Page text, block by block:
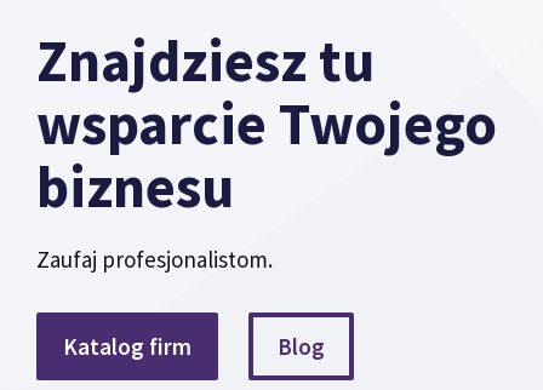
Znajdziesz tu
wsparcie Twojego
biznesu
Zaufaj profesjonalistom.
Katalog firm Blog